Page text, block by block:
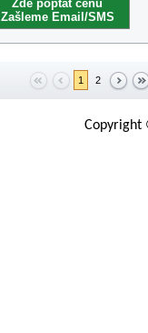
Zde poptat cenu
Zašleme Email/SMS
1 2
Copyright